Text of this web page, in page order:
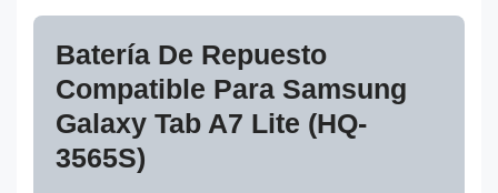
Batería De Repuesto
Compatible Para Samsung
Galaxy Tab A7 Lite (HQ-
3565S)